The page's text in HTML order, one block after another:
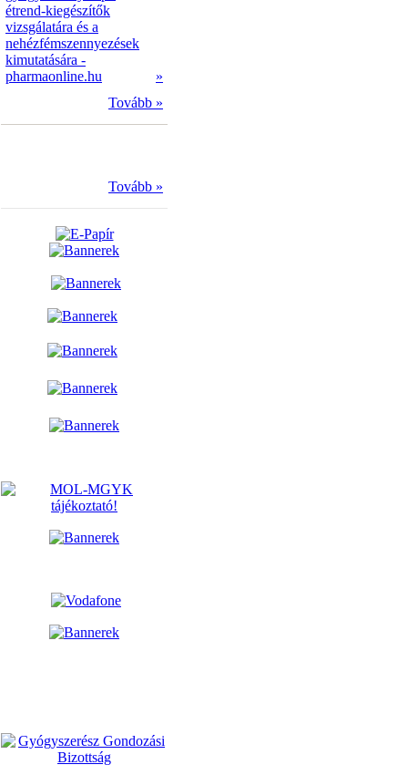
étrend-kiegészítők
vizsgálatára és a
nehézfémszennyezések
kimutatására -
pharmaonline.hu
»
Tovább »
Tovább »